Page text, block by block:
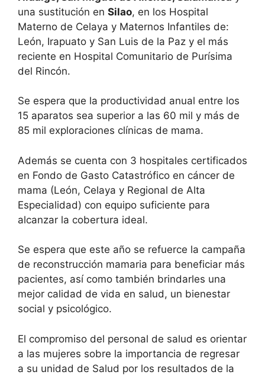
una sustitución en Silao, en los Hospital
Materno de Celaya y Maternos Infantiles de:
León, Irapuato y San Luis de la Paz y el más
reciente en Hospital Comunitario de Purísima
del Rincón.
Se espera que la productividad anual entre los
15 aparatos sea superior a las 60 mil y más de
85 mil exploraciones clínicas de mama.
Además se cuenta con 3 hospitales certificados
en Fondo de Gasto Catastrófico en cáncer de
mama (León, Celaya y Regional de Alta
Especialidad) con equipo suficiente para
alcanzar la cobertura ideal.
Se espera que este año se refuerce la campaña
de reconstrucción mamaria para beneficiar más
pacientes, así como también brindarles una
mejor calidad de vida en salud, un bienestar
social y psicológico.
El compromiso del personal de salud es orientar
a las mujeres sobre la importancia de regresar
a su unidad de Salud por los resultados de la